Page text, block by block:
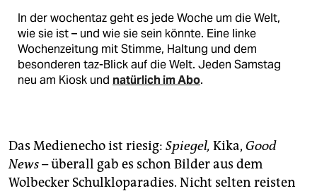
In der wochentaz geht es jede Woche um die Welt,
wie sie ist – und wie sie sein könnte. Eine linke
Wochenzeitung mit Stimme, Haltung und dem
besonderen taz-Blick auf die Welt. Jeden Samstag
neu am Kiosk und natürlich im Abo.
Das Medienecho ist riesig: Spiegel, Kika, Good
News– überall gab es schon Bilder aus dem
Wolbecker Schulkloparadies. Nicht selten reisten